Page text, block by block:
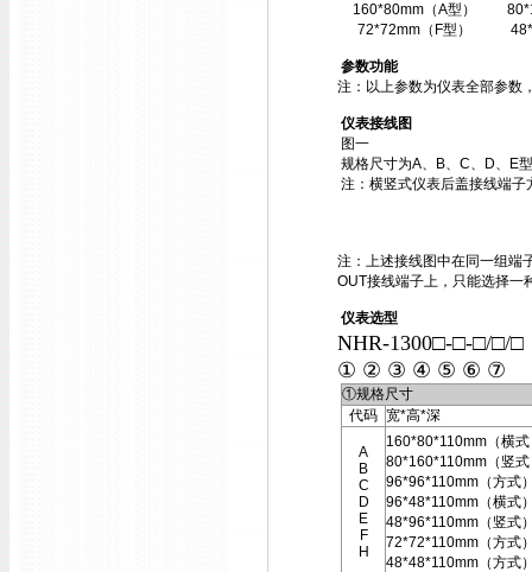
160*80mm（A型）
72*72mm（F型）
参数功能
注：以上参数为仪表全部参数
仪表接线图
图一
规格尺寸为A、B、C、D、E
注：横竖式仪表后盖接线端
注：上述接线图中在同一组端
OUT接线端子上，只能选择一
仪表选型
NHR-1300□-□-□/□/□
① ② ③ ④ ⑤ ⑥ ⑦
①规格尺寸
代码 宽*高*深
A
B
C
D
E
F
H
160*80*110mm（横式
80*160*110mm（竖式
96*96*110mm（方式
96*48*110mm（横式
48*96*110mm（竖式
72*72*110mm（方式
48*48*110mm（方式